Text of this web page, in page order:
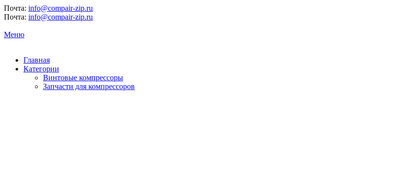
Почта: info@compair-zip.ru
Почта: info@compair-zip.ru
Меню
Главная
Категории
Винтовые компрессоры
Запчасти для компрессоров